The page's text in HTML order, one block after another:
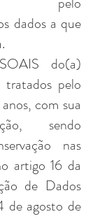
dados a que
do(a)
pelo
com sua
sendo
nas
artigo 16 da
de Dados
de agosto de